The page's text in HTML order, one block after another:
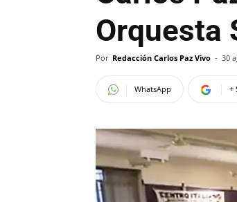
Orquesta
Por Redacción Carlos Paz Vivo - 30
WhatsApp +